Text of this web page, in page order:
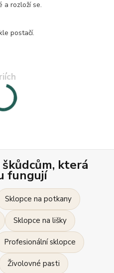
a rozloží se.
postačí.
která
fungují
Sklopce na potkany
Sklopce na lišky
Profesionální sklopce
Živolovné pasti